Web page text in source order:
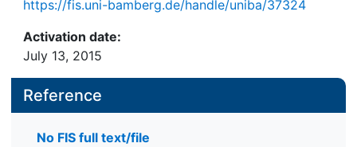
https://fis.uni-bamberg.de/handle/uniba/37324
Activation date:
July 13, 2015
Reference
No FIS full text/file